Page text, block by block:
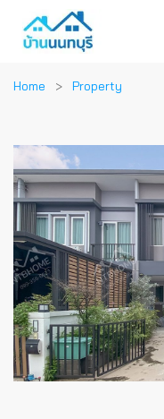
Home Property